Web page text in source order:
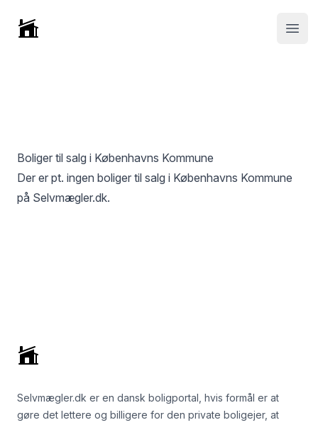
Selvmægler
Boliger til salg i Københavns Kommune
Der er pt. ingen boliger til salg i Københavns Kommune
på Selvmægler.dk.
Selvmægler.dk er en dansk boligportal, hvis formål er at
gøre det lettere og billigere for den private boligejer, at